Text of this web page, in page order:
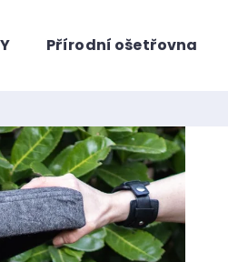
Přírodní ošetřovna